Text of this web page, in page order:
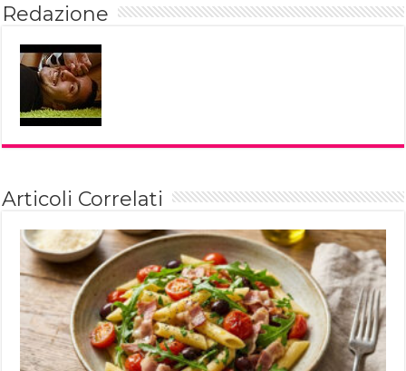
Redazione
Articoli Correlati